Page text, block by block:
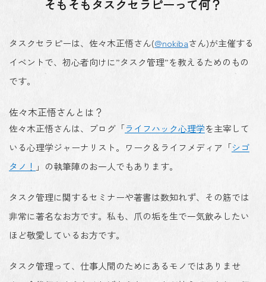
そもそもタスクセラピーって何？
タスクセラピーは、佐々木正悟さん(@nokibaさん)が主催する
イベントで、初心者向けに”タスク管理”を教えるためのもの
です。
佐々木正悟さんとは？
佐々木正悟さんは、ブログ「ライフハック心理学を主宰して
いる心理学ジャーナリスト。ワーク＆ライフメディア「シゴ
タノ！ 」の執筆陣のお一人でもあります。
タスク管理に関するセミナーや著書は数知れず、その筋では
非常に著名なお方です。私も、爪の垢を生で一気飲みしたい
ほど敬愛しているお方です。
タスク管理って、仕事人間のためにあるモノではありませ